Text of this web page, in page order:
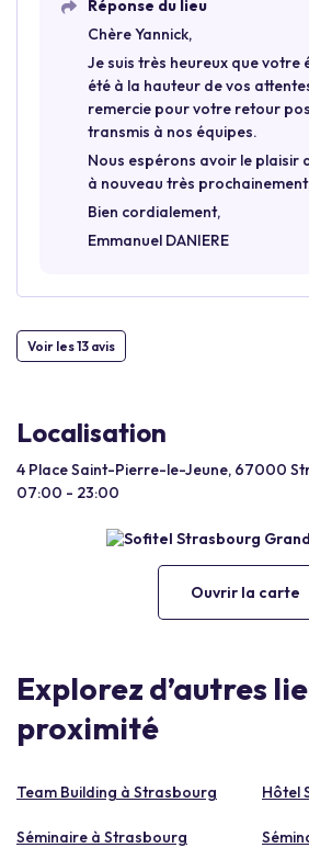
Réponse du lieu
Chère Yannick,
Je suis très heureux que votre
été à la hauteur de vos
remercie pour votre retour
transmis à nos équipes.
Nous espérons avoir le plaisir
à nouveau très
Bien cordialement,
Emmanuel DANIERE
Voir les 13 avis
Localisation
4 Place Saint-Pierre-le-Jeune, 67000
07:00 - 23:00
Ouvrir la carte
Explorez d’autres
proximité
Team Building à Strasbourg Hôtel
Séminaire à Strasbourg